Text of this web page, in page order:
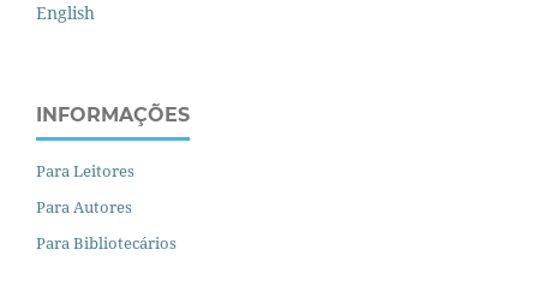
English
INFORMAÇÕES
Para Leitores
Para Autores
Para Bibliotecários